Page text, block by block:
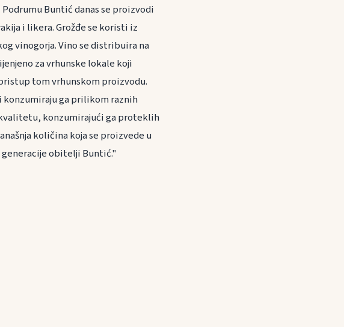
Buntić danas se proizvodi
i likera. Grožđe se koristi iz
vinogorja. Vino se distribuira na
za vrhunske lokale koji
tom vrhunskom proizvodu.
konzumiraju ga prilikom raznih
konzumirajući ga proteklih
količina koja se proizvede u
generacije obitelji Buntić."